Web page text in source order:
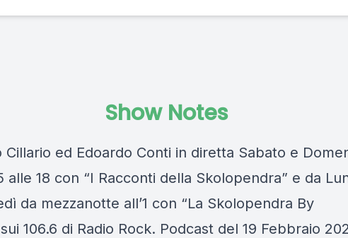
Show Notes
Cillario ed Edoardo Conti in diretta Sabato e
alle 18 con “I Racconti della Skolopendra” e da
da mezzanotte all’1 con “La Skolopendra By
106.6 di Radio Rock. Podcast del 19 Febbraio